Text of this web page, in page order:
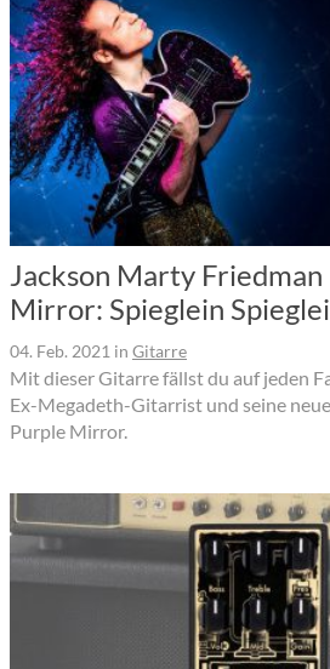
Jackson Marty
Mirror: Spieglein
04. Feb. 2021 in Gitarre
Mit dieser Gitarre fällst du auf jeden
Ex-Megadeth-Gitarrist und seine
Purple Mirror.